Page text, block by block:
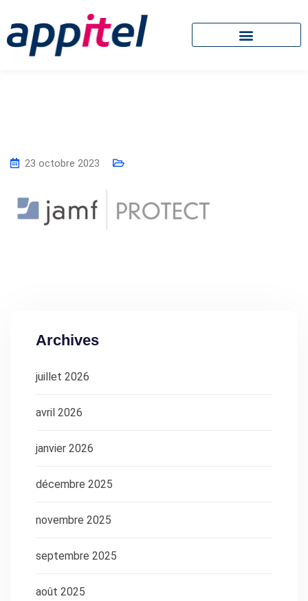
23 octobre 2023
Archives
juillet 2026
avril 2026
janvier 2026
décembre 2025
novembre 2025
septembre 2025
août 2025